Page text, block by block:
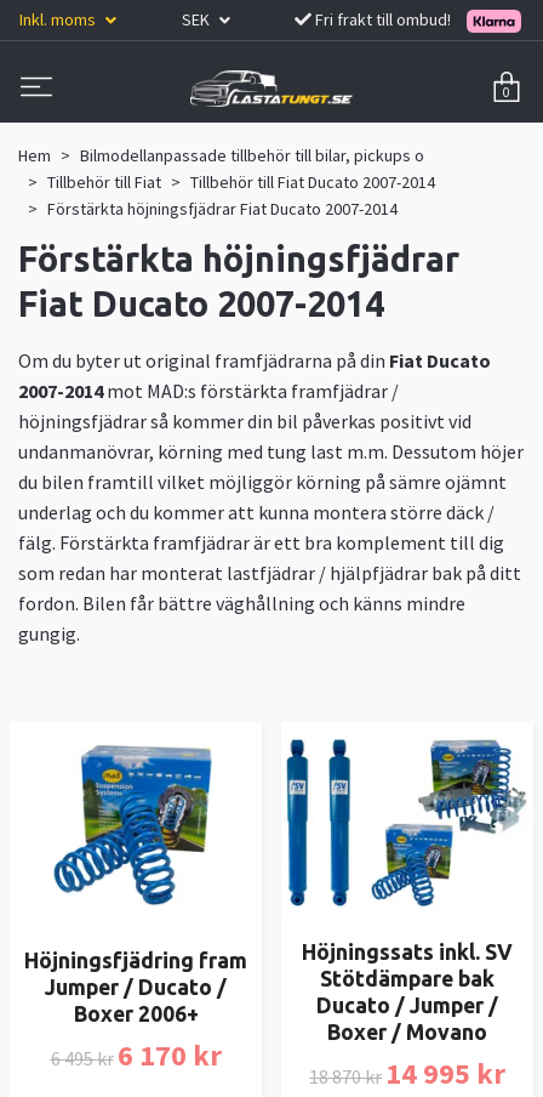
Inkl. moms SEK Fri frakt till ombud!
0
Hem
Bilmodellanpassade tillbehör till bilar, pickups o
Tillbehör till Fiat
Tillbehör till Fiat Ducato 2007-2014
Förstärkta höjningsfjädrar Fiat Ducato 2007-2014
Förstärkta höjningsfjädrar
Fiat Ducato 2007-2014
Om du byter ut original framfjädrarna på din Fiat Ducato
2007-2014 mot MAD:s förstärkta framfjädrar /
höjningsfjädrar så kommer din bil påverkas positivt vid
undanmanövrar, körning med tung last m.m. Dessutom höjer
du bilen framtill vilket möjliggör körning på sämre ojämnt
underlag och du kommer att kunna montera större däck /
fälg. Förstärkta framfjädrar är ett bra komplement till dig
som redan har monterat lastfjädrar / hjälpfjädrar bak på ditt
fordon. Bilen får bättre väghållning och känns mindre
gungig.
Höjningsfjädring fram
Jumper / Ducato /
Boxer 2006+
6 495 kr 6 170 kr
Höjningssats inkl. SV
Stötdämpare bak
Ducato / Jumper /
Boxer / Movano
18 870 kr 14 995 kr